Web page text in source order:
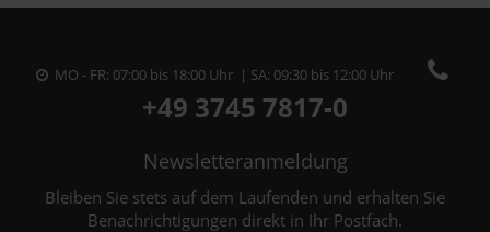
MO - FR: 07:00 bis 18:00 Uhr | SA: 09:30 bis 12:00 Uhr
+49 3745 7817-0
Newsletteranmeldung
Bleiben Sie stets auf dem Laufenden und erhalten Sie
Benachrichtigungen direkt in Ihr Postfach.